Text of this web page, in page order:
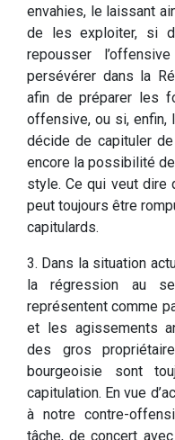
envahies, le laissant
de les exploiter, si
repousser
persévérer dans la
afin de préparer les
offensive, ou si, enfin,
décide de capituler
encore la possibilité
style. Ce qui veut dire
peut toujours être
capitulards.
3. Dans la situation
la régression au
représentent comme
et les agissements
des gros
bourgeoisie sont
capitulation. En vue
à notre contre-
tâche, de concert